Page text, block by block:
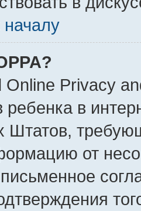
началу
Online Privacy
ребенка в
от